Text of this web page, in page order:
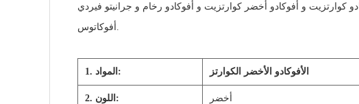
و أفوكادو أخضر كوارتزيت و أفوكادو رخام و جرانيتو فيردي
1. المواد: الأفوكادو الأخضر الكوارتز
2. اللون: أخضر